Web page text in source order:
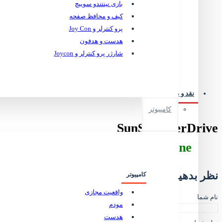
بازی نینتندو سوییچ
کیف و محافظ صفحه
پرو کنترلر و Joy Con
هدست و هدفون
شارژر پرو کنترلر و Joycon
کامپیوتر
کامپیوتر
واقعیت مجازی
مودم
هدست
افزودن به لیست دلخواه
نقد و بررسی
SunSet OverDrive
Xboxone
نظر بدهید
نام شما